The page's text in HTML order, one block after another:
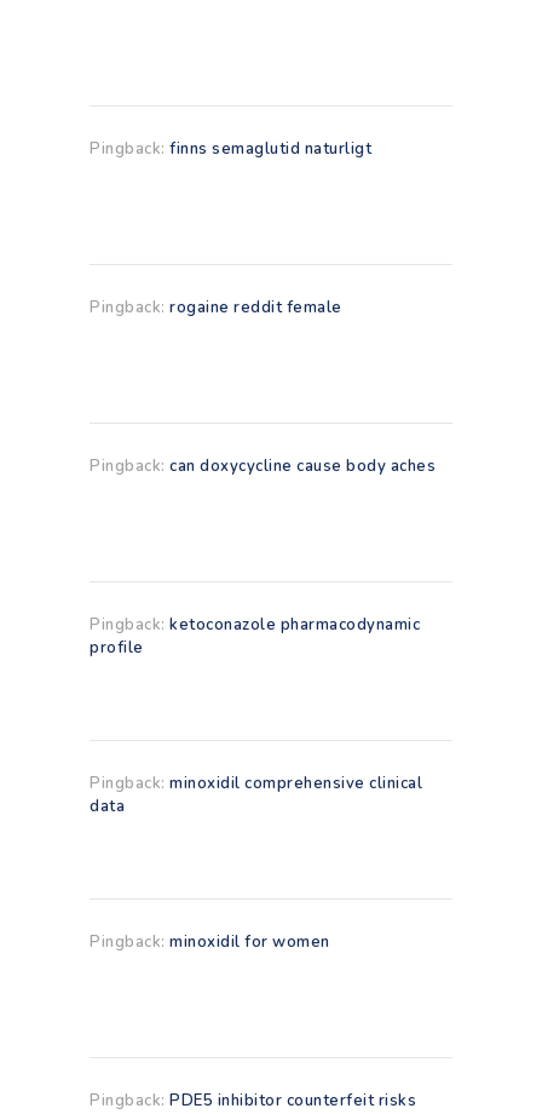
Pingback: finns semaglutid naturligt
Pingback: rogaine reddit female
Pingback: can doxycycline cause body aches
Pingback: ketoconazole pharmacodynamic
profile
Pingback: minoxidil comprehensive clinical
data
Pingback: minoxidil for women
Pingback: PDE5 inhibitor counterfeit risks